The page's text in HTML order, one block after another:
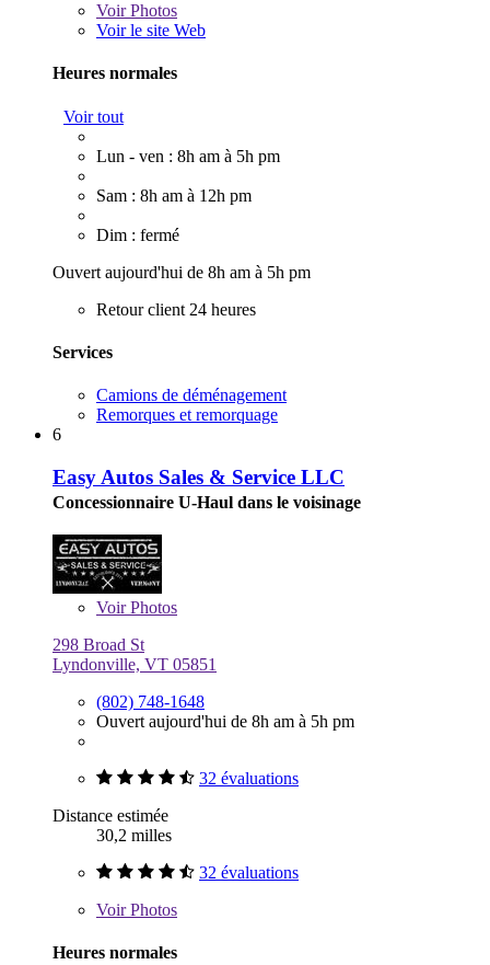
VoirPhotos
Voir le site Web
Heures normales
Voir tout
Lun - ven : 8h am à 5h pm
Sam : 8h am à 12h pm
Dim : fermé
Ouvert aujourd'hui de 8h am à 5h pm
Retour client 24 heures
Services
Camions de déménagement
Remorques et remorquage
6
Easy Autos Sales & Service LLC
Concessionnaire U-Haul dans le voisinage
VoirPhotos
298 Broad St
Lyndonville, VT 05851
(802) 748-1648
Ouvert aujourd'hui de 8h am à 5h pm
32 évaluations
Distance estimée
30,2 milles
32 évaluations
VoirPhotos
Heures normales